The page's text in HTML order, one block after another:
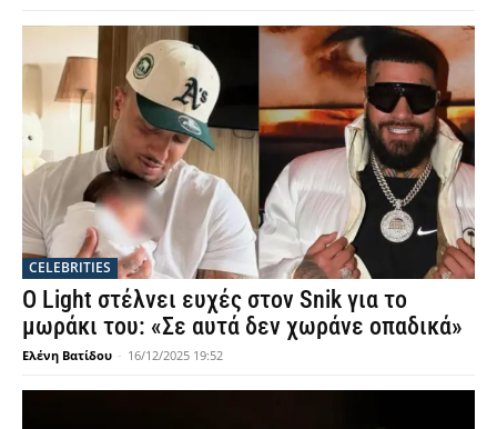
CELEBRITIES
Ο Light στέλνει ευχές στον Snik για το
μωράκι του: «Σε αυτά δεν χωράνε οπαδικά»
Ελένη Βατίδου - 16/12/2025 19:52